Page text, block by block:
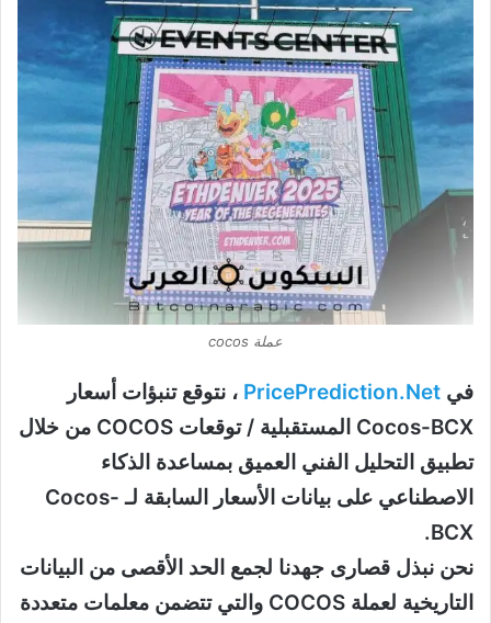
عملة cocos
في PricePrediction.Net ، نتوقع تنبؤات أسعار
Cocos-BCX المستقبلية / توقعات COCOS من خلال
تطبيق التحليل الفني العميق بمساعدة الذكاء
الاصطناعي على بيانات الأسعار السابقة لـ Cocos-
BCX.
نحن نبذل قصارى جهدنا لجمع الحد الأقصى من البيانات
التاريخية لعملة COCOS والتي تتضمن معلمات متعددة